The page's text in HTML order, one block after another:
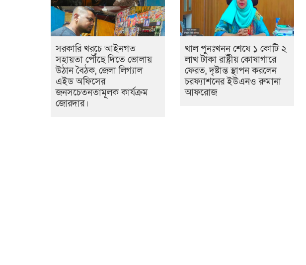
সরকারি খরচে আইনগত
সহায়তা পৌঁছে দিতে ভোলায়
উঠান বৈঠক, জেলা লিগ্যাল
এইড অফিসের
জনসচেতনতামূলক কার্যক্রম
জোরদার।
খাল পুনঃখনন শেষে ১ কোটি ২
লাখ টাকা রাষ্ট্রীয় কোষাগারে
ফেরত, দৃষ্টান্ত স্থাপন করলেন
চরফ্যাশনের ইউএনও রুমানা
আফরোজ